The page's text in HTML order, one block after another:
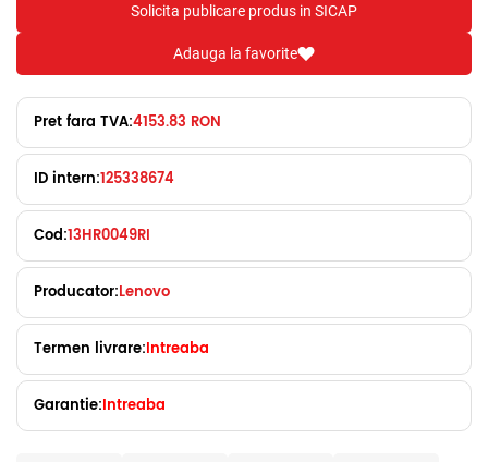
Solicita publicare produs in SICAP
Adauga la favorite
Pret fara TVA:4153.83 RON
ID intern:125338674
Cod:13HR0049RI
Producator:Lenovo
Termen livrare:Intreaba
Garantie:Intreaba